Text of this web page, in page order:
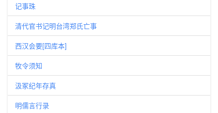
记事珠
清代官书记明台湾郑氏亡事
西汉会要[四库本]
牧令须知
汲冢纪年存真
明儒言行录